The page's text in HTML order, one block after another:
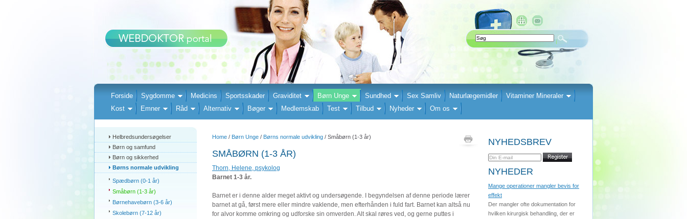
Forside Sygdomme Medicins Sportsskader Graviditet Børn Unge Sundhed Sex Samliv Naturlægemidler
Vitaminer Mineraler
Kost
Emner Råd Alternativ Bøger Medlemskab Test Tilbud Nyheder Om os
Helbredsundersøgelser
Børn og samfund
Børn og sikkerhed
Børns normale udvikling
Spædbørn (0-1 år)
Småbørn (1-3 år)
Børnehavebørn (3-6 år)
Skolebørn (7-12 år)
Home / Børn Unge / Børns normale udvikling / Småbørn (1-3 år)
SMÅBØRN (1-3 ÅR)
Thorn, Helene, psykolog
Barnet 1-3 år.
Barnet er i denne alder meget aktivt og undersøgende. I begyndelsen af denne periode lærer
barnet at gå, først mere eller mindre vaklende, men efterhånden i fuld fart. Barnet kan altså nu
for alvor komme omkring og udforske sin omverden. Alt skal røres ved, og gerne puttes i
NYHEDSBREV
NYHEDER
Mange operationer mangler bevis for
effekt
Der mangler ofte dokumentation for
hvilken kirurgisk behandling, der er